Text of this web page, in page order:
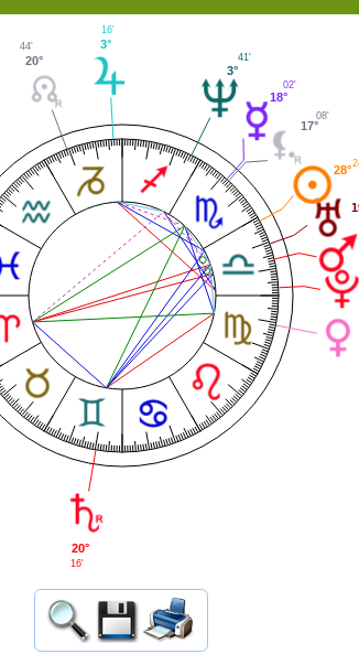
28°
17°
08'
18°
02'
3°
41'
3°
16'
20°
44'
20°
16'